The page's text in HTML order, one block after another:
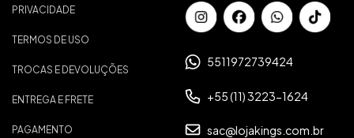
PRIVACIDADE
TERMOS DE USO
TROCAS E DEVOLUÇÕES
ENTREGA E FRETE
PAGAMENTO
5511972739424
+55 (11) 3223-1624
sac@lojakings.com.br